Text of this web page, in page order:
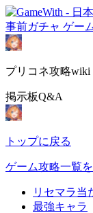
事前ガチャ ゲー
プリコネ攻略wiki
掲示板Q&A
トップに戻る
ゲーム攻略一覧
リセマラ当
最強キャラ